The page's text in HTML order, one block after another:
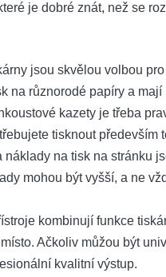
je dobré znát, než se
jsou skvělou volbou
na různorodé papíry a
kazety je třeba
tisknout především
náklady na tisk na stránku
mohou být vyšší, a ne
kombinují funkce
Ačkoliv můžou být
kvalitní výstup.